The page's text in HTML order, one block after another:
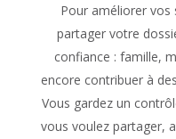
Pour améliorer vos
partager votre
confiance : famille,
encore contribuer à
Vous gardez un
vous voulez partager,